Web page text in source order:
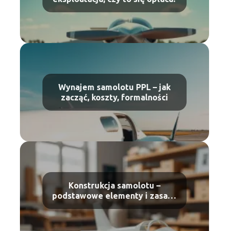
Wynajem samolotu PPL – jak
zacząć, koszty, formalności
Konstrukcja samolotu –
podstawowe elementy i zasady
budowy